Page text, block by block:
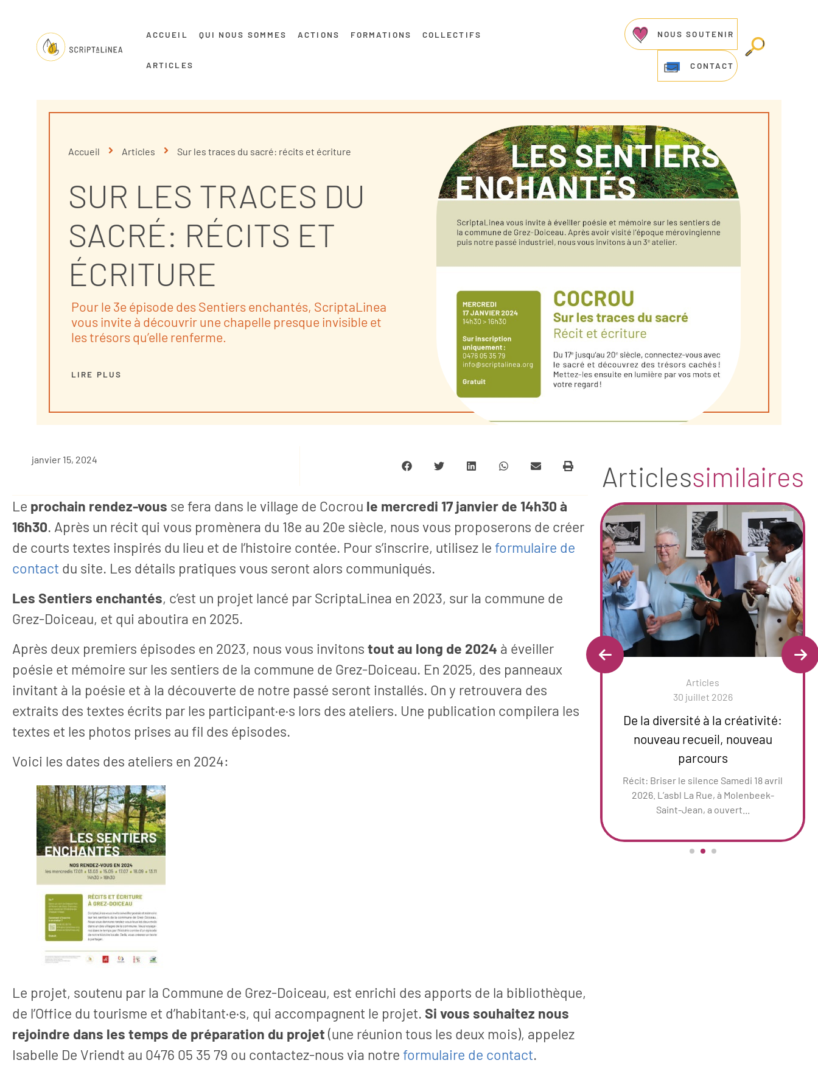
ACCUEIL QUI NOUS SOMMES ACTIONS FORMATIONS COLLECTIFS
ARTICLES
NOUS SOUTENIR
CONTACT
Accueil Articles Sur les traces du sacré: récits et écriture
SUR LES TRACES DU
SACRÉ: RÉCITS ET
ÉCRITURE
Pour le 3e épisode des Sentiers enchantés, ScriptaLinea
vous invite à découvrir une chapelle presque invisible et
les trésors qu’elle renferme.
LIRE PLUS
janvier 15, 2024
Le prochain rendez-vous se fera dans le village de Cocrou le mercredi 17 janvier de 14h30 à
16h30. Après un récit qui vous promènera du 18e au 20e siècle, nous vous proposerons de créer
de courts textes inspirés du lieu et de l’histoire contée. Pour s’inscrire, utilisez le formulaire de
contact du site. Les détails pratiques vous seront alors communiqués.
Les Sentiers enchantés, c’est un projet lancé par ScriptaLinea en 2023, sur la commune de
Grez-Doiceau, et qui aboutira en 2025.
Après deux premiers épisodes en 2023, nous vous invitons tout au long de 2024 à éveiller
poésie et mémoire sur les sentiers de la commune de Grez-Doiceau. En 2025, des panneaux
invitant à la poésie et à la découverte de notre passé seront installés. On y retrouvera des
extraits des textes écrits par les participant·e·s lors des ateliers. Une publication compilera les
textes et les photos prises au fil des épisodes.
Voici les dates des ateliers en 2024:
Le projet, soutenu par la Commune de Grez-Doiceau, est enrichi des apports de la bibliothèque,
de l’Office du tourisme et d’habitant·e·s, qui accompagnent le projet. Si vous souhaitez nous
rejoindre dans les temps de préparation du projet (une réunion tous les deux mois), appelez
Isabelle De Vriendt au 0476 05 35 79 ou contactez-nous via notre formulaire de contact.
Articlessimilaires
30 juillet 2026
à la créativité:
recueil, nouveau
parcours
La Rue, à Molenbeek-
Jean, a ouvert...
11 juillet 2026
D'hier à demain
Le projet « D’hier à demain » a permis
de tisser liens et histoires à travers
01 août 2026
Se laisser chambouler
Articles
30 juillet 2026
De la diversité à la créativité:
nouveau recueil, nouveau
parcours
Récit: Briser le silence Samedi 18 avril
2026. L’asbl La Rue, à Molenbeek-
Saint-Jean, a ouvert...